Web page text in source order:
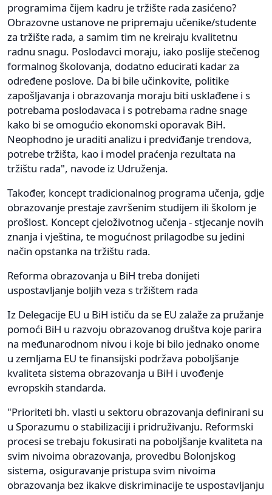
programima čijem kadru je tržište rada zasićeno?
Obrazovne ustanove ne pripremaju učenike/studente
za tržište rada, a samim tim ne kreiraju kvalitetnu
radnu snagu. Poslodavci moraju, iako poslije stečenog
formalnog školovanja, dodatno educirati kadar za
određene poslove. Da bi bile učinkovite, politike
zapošljavanja i obrazovanja moraju biti usklađene i s
potrebama poslodavaca i s potrebama radne snage
kako bi se omogućio ekonomski oporavak BiH.
Neophodno je uraditi analizu i predviđanje trendova,
potrebe tržišta, kao i model praćenja rezultata na
tržištu rada", navode iz Udruženja.
Također, koncept tradicionalnog programa učenja, gdje
obrazovanje prestaje završenim studijem ili školom je
prošlost. Koncept cjeloživotnog učenja - stjecanje novih
znanja i vještina, te mogućnost prilagodbe su jedini
način opstanka na tržištu rada.
Reforma obrazovanja u BiH treba donijeti
uspostavljanje boljih veza s tržištem rada
Iz Delegacije EU u BiH ističu da se EU zalaže za pružanje
pomoći BiH u razvoju obrazovanog društva koje parira
na međunarodnom nivou i koje bi bilo jednako onome
u zemljama EU te finansijski podržava poboljšanje
kvaliteta sistema obrazovanja u BiH i uvođenje
evropskih standarda.
"Prioriteti bh. vlasti u sektoru obrazovanja definirani su
u Sporazumu o stabilizaciji i pridruživanju. Reformski
procesi se trebaju fokusirati na poboljšanje kvaliteta na
svim nivoima obrazovanja, provedbu Bolonjskog
sistema, osiguravanje pristupa svim nivoima
obrazovanja bez ikakve diskriminacije te uspostavljanju